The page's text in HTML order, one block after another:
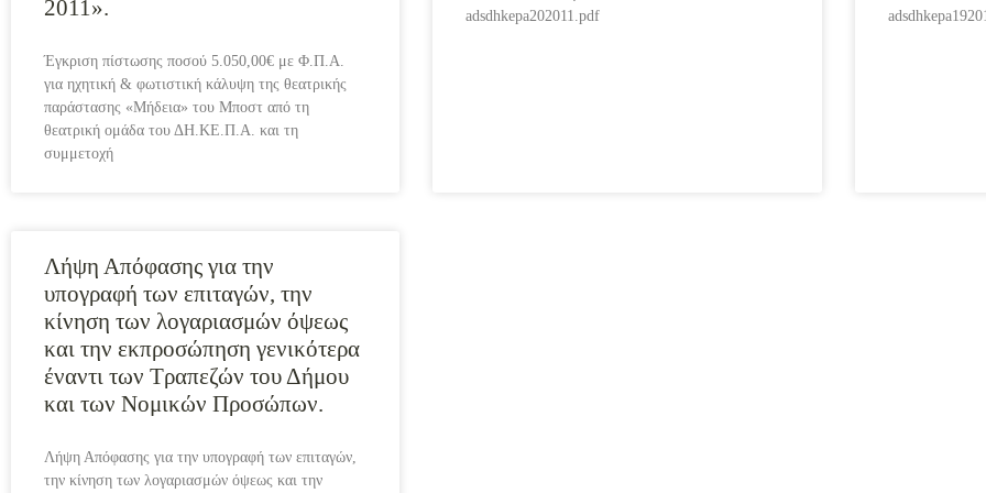
2011».
Έγκριση πίστωσης ποσού 5.050,00€ με Φ.Π.Α.
για ηχητική & φωτιστική κάλυψη της θεατρικής
παράστασης «Μήδεια» του Μποστ από τη
θεατρική ομάδα του ΔΗ.ΚΕ.Π.Α. και τη
συμμετοχή
adsdhkepa202011.pdf
Λήψη Απόφασης για την
υπογραφή των επιταγών, την
κίνηση των λογαριασμών όψεως
και την εκπροσώπηση γενικότερα
έναντι των Τραπεζών του Δήμου
και των Νομικών Προσώπων.
Λήψη Απόφασης για την υπογραφή των επιταγών,
την κίνηση των λογαριασμών όψεως και την